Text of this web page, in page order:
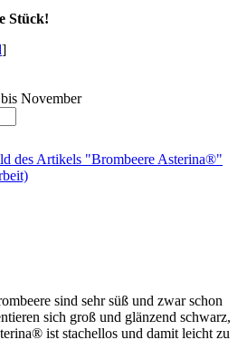
Stück!
]
November
sind sehr süß und zwar schon
sich groß und glänzend schwarz,
ist stachellos und damit leicht zu